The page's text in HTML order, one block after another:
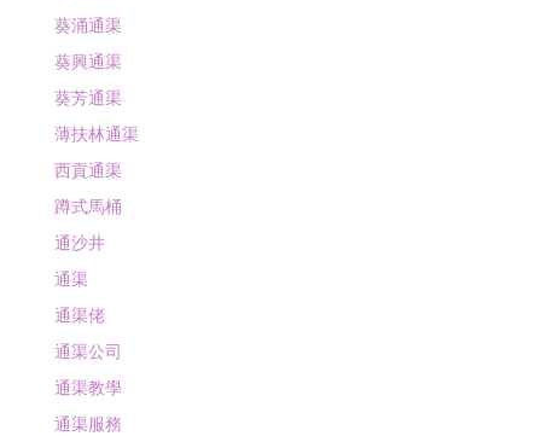
葵涌通渠
葵興通渠
葵芳通渠
薄扶林通渠
西貢通渠
蹲式馬桶
通沙井
通渠
通渠佬
通渠公司
通渠教學
通渠服務